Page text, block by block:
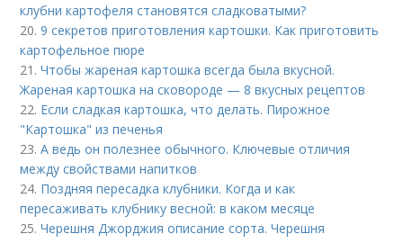
клубни картофеля становятся сладковатыми?
20.9 секретов приготовления картошки. Как приготовить
картофельное пюре
21.Чтобы жареная картошка всегда была вкусной.
Жареная картошка на сковороде — 8 вкусных рецептов
22. Если сладкая картошка, что делать. Пирожное
"Картошка" из печенья
23.А ведь он полезнее обычного. Ключевые отличия
между свойствами напитков
24. Поздняя пересадка клубники. Когда и как
пересаживать клубнику весной: в каком месяце
25.Черешня Джорджия описание сорта. Черешня